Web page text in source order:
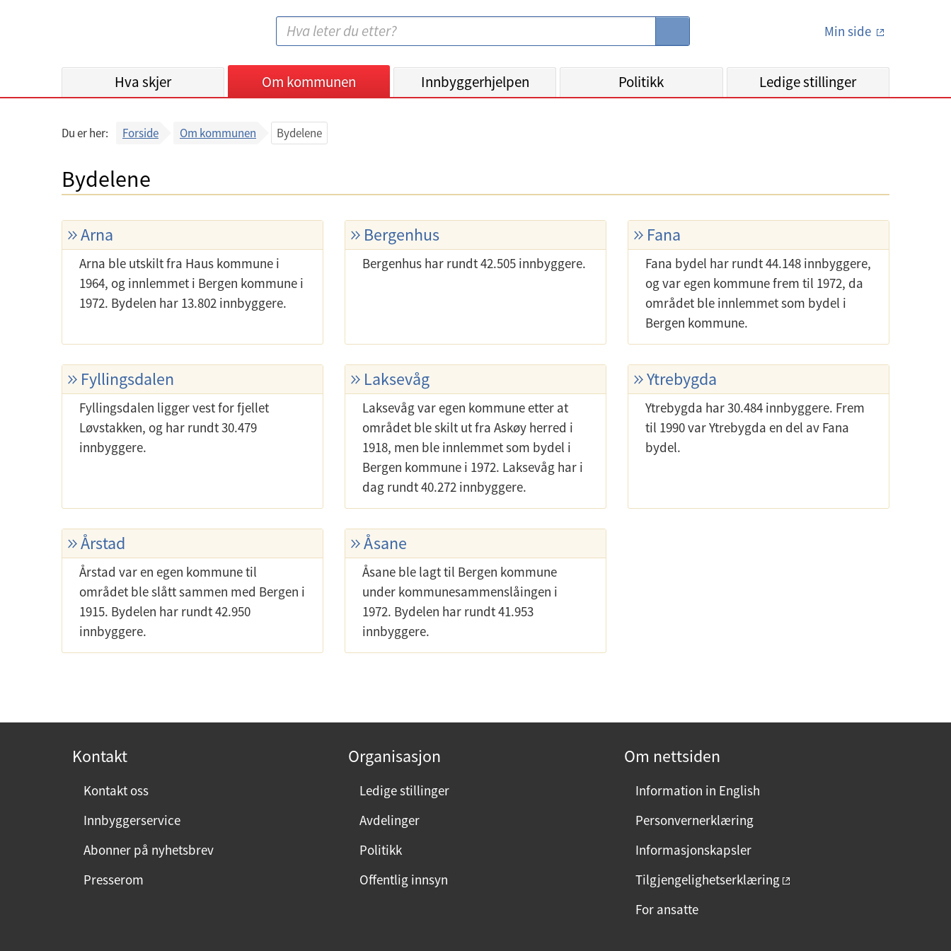
e
k
m
u
e
ø
k
:
S
Min side
Hva skjer Om kommunen Innbyggerhjelpen Politikk Ledige stillinger
Du er her: Forside Om kommunen Bydelene
Bydelene
Arna
Arna ble utskilt fra Haus kommune i
1964, og innlemmet i Bergen kommune i
1972. Bydelen har 13.802 innbyggere.
Bergenhus
Bergenhus har rundt 42.505 innbyggere.
Fana
Fana bydel har rundt 44.148 innbyggere,
og var egen kommune frem til 1972, da
området ble innlemmet som bydel i
Bergen kommune.
Fyllingsdalen
Fyllingsdalen ligger vest for fjellet
Løvstakken, og har rundt 30.479
innbyggere.
Laksevåg
Laksevåg var egen kommune etter at
området ble skilt ut fra Askøy herred i
1918, men ble innlemmet som bydel i
Bergen kommune i 1972. Laksevåg har i
dag rundt 40.272 innbyggere.
Ytrebygda
Ytrebygda har 30.484 innbyggere. Frem
til 1990 var Ytrebygda en del av Fana
bydel.
Årstad
Årstad var en egen kommune til
området ble slått sammen med Bergen i
1915. Bydelen har rundt 42.950
innbyggere.
Åsane
Åsane ble lagt til Bergen kommune
under kommunesammenslåingen i
1972. Bydelen har rundt 41.953
innbyggere.
Kontakt
Kontakt oss
Innbyggerservice
Abonner på nyhetsbrev
Presserom
Organisasjon
Ledige stillinger
Avdelinger
Politikk
Offentlig innsyn
Om nettsiden
Information in English
Personvernerklæring
Informasjonskapsler
Tilgjengelighetserklæring
For ansatte